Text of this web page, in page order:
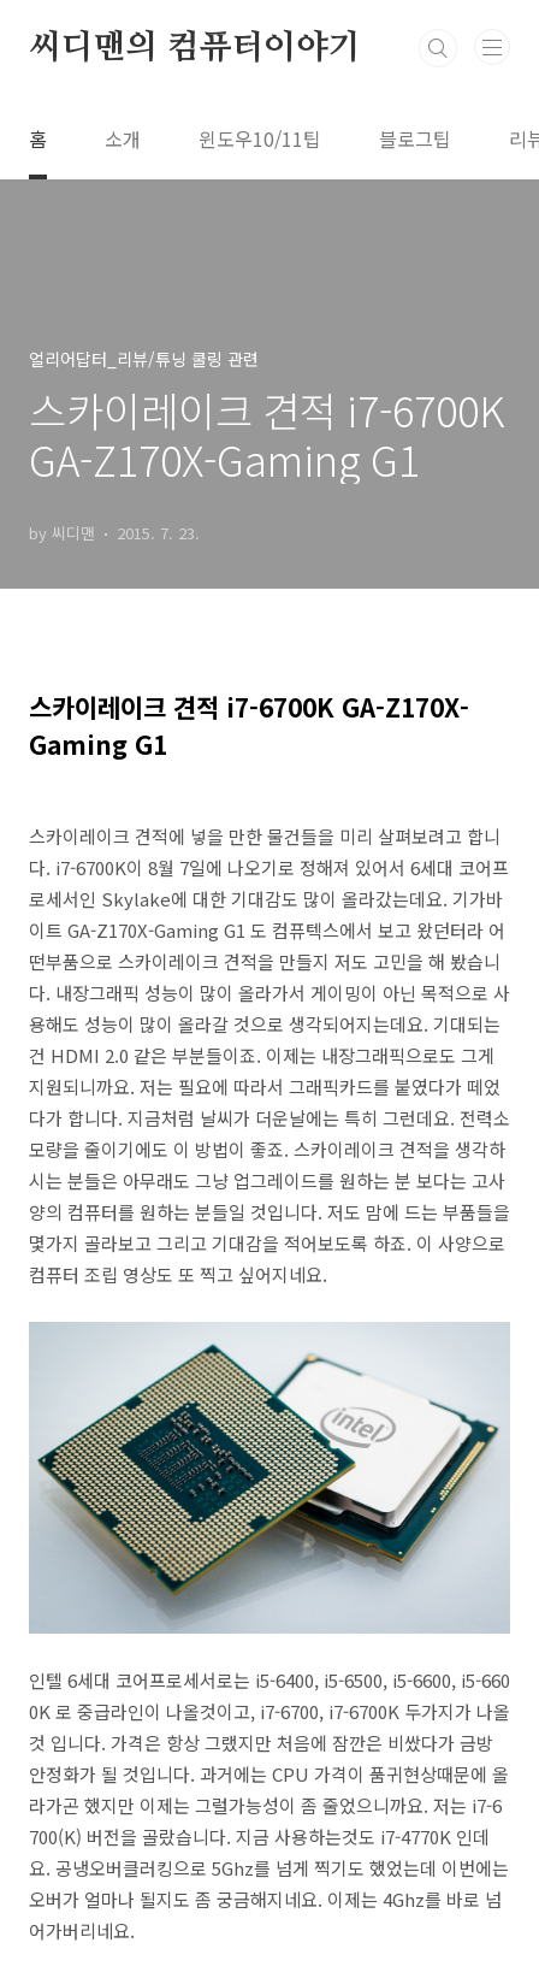
씨디맨의 컴퓨터이야기
홈 소개 윈도우10/11팁 블로그팁 리
얼리어답터_리뷰/튜닝 쿨링 관련
스카이레이크 견적 i7-6700K
GA-Z170X-Gaming G1
by 씨디맨 2015. 7. 23.
스카이레이크 견적 i7-6700K GA-Z170X-
Gaming G1
스카이레이크 견적에 넣을 만한 물건들을 미리 살펴보려고 합니
다. i7-6700K이 8월 7일에 나오기로 정해져 있어서 6세대 코어프
로세서인 Skylake에 대한 기대감도 많이 올라갔는데요. 기가바
이트 GA-Z170X-Gaming G1 도 컴퓨텍스에서 보고 왔던터라 어
떤부품으로 스카이레이크 견적을 만들지 저도 고민을 해 봤습니
다. 내장그래픽 성능이 많이 올라가서 게이밍이 아닌 목적으로 사
용해도 성능이 많이 올라갈 것으로 생각되어지는데요. 기대되는
건 HDMI 2.0 같은 부분들이죠. 이제는 내장그래픽으로도 그게
지원되니까요. 저는 필요에 따라서 그래픽카드를 붙였다가 떼었
다가 합니다. 지금처럼 날씨가 더운날에는 특히 그런데요. 전력소
모량을 줄이기에도 이 방법이 좋죠. 스카이레이크 견적을 생각하
시는 분들은 아무래도 그냥 업그레이드를 원하는 분 보다는 고사
양의 컴퓨터를 원하는 분들일 것입니다. 저도 맘에 드는 부품들을
몇가지 골라보고 그리고 기대감을 적어보도록 하죠. 이 사양으로
컴퓨터 조립 영상도 또 찍고 싶어지네요.
인텔 6세대 코어프로세서로는 i5-6400, i5-6500, i5-6600, i5-660
0K 로 중급라인이 나올것이고, i7-6700, i7-6700K 두가지가 나올
것 입니다. 가격은 항상 그랬지만 처음에 잠깐은 비쌌다가 금방
안정화가 될 것입니다. 과거에는 CPU 가격이 품귀현상때문에 올
라가곤 했지만 이제는 그럴가능성이 좀 줄었으니까요. 저는 i7-6
700(K) 버전을 골랐습니다. 지금 사용하는것도 i7-4770K 인데
요. 공냉오버클러킹으로 5Ghz를 넘게 찍기도 했었는데 이번에는
오버가 얼마나 될지도 좀 궁금해지네요. 이제는 4Ghz를 바로 넘
어가버리네요.